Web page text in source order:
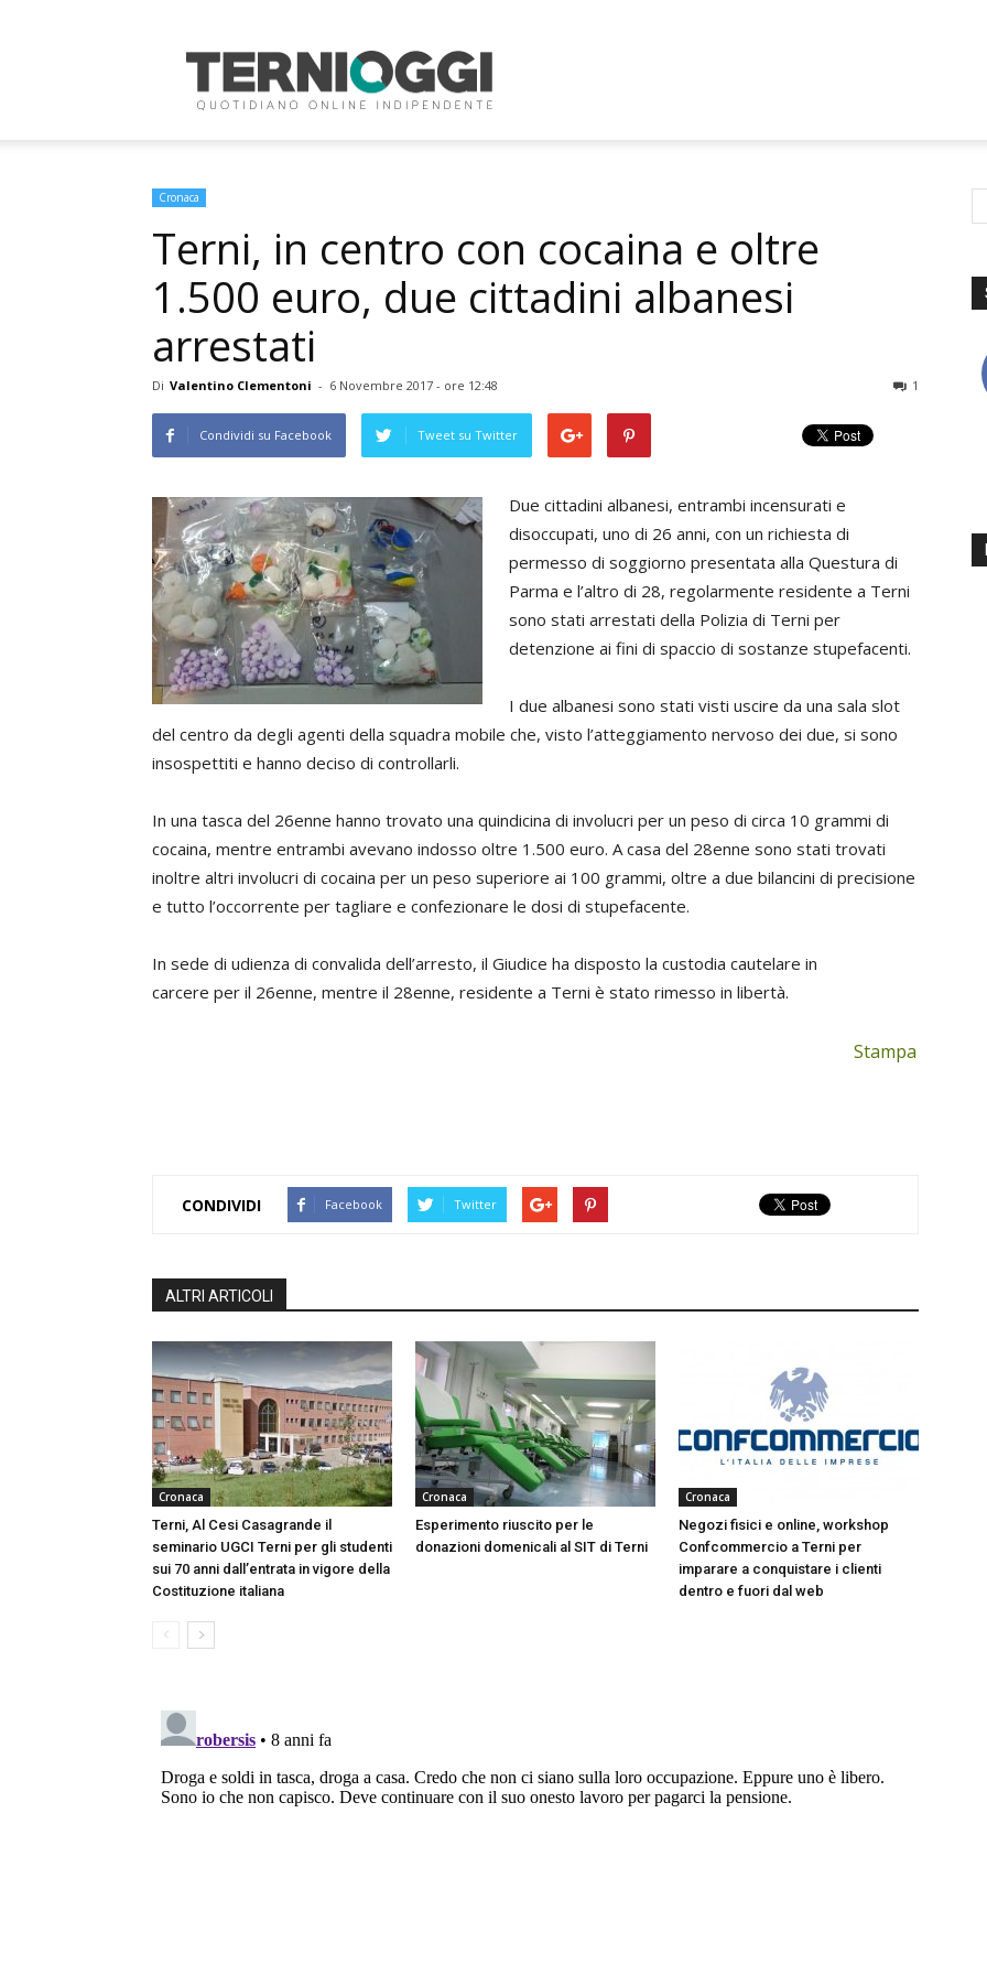
Oggi
Cronaca
Terni, in centro con cocaina e oltre
1.500 euro, due cittadini albanesi
arrestati
Di Valentino Clementoni - 6 Novembre 2017 - ore 12:48 1
Condividi su Facebook Tweet su Twitter
Due cittadini albanesi, entrambi incensurati e
disoccupati, uno di 26 anni, con un richiesta di
permesso di soggiorno presentata alla Questura di
Parma e l’altro di 28, regolarmente residente a Terni
sono stati arrestati della Polizia di Terni per
detenzione ai fini di spaccio di sostanze stupefacenti.
I due albanesi sono stati visti uscire da una sala slot
del centro da degli agenti della squadra mobile che, visto l’atteggiamento nervoso dei due, si sono
insospettiti e hanno deciso di controllarli.
In una tasca del 26enne hanno trovato una quindicina di involucri per un peso di circa 10 grammi di
cocaina, mentre entrambi avevano indosso oltre 1.500 euro. A casa del 28enne sono stati trovati
inoltre altri involucri di cocaina per un peso superiore ai 100 grammi, oltre a due bilancini di precisione
e tutto l’occorrente per tagliare e confezionare le dosi di stupefacente.
In sede di udienza di convalida dell’arresto, il Giudice ha disposto la custodia cautelare in
carcere per il 26enne, mentre il 28enne, residente a Terni è stato rimesso in libertà.
Stampa
CONDIVIDI Facebook Twitter
ALTRI ARTICOLI
Cronaca
Terni, Al Cesi Casagrande il
seminario UGCI Terni per gli studenti
sui 70 anni dall’entrata in vigore della
Costituzione italiana
Cronaca
Esperimento riuscito per le
donazioni domenicali al SIT di Terni
Cronaca
Negozi fisici e online, workshop
Confcommercio a Terni per
imparare a conquistare i clienti
dentro e fuori dal web